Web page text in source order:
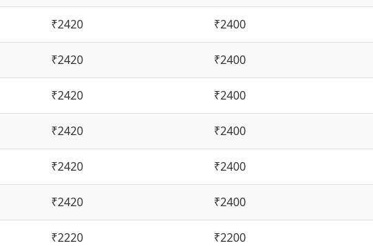
₹2420 ₹2400
₹2420 ₹2400
₹2420 ₹2400
₹2420 ₹2400
₹2420 ₹2400
₹2420 ₹2400
₹2220 ₹2200